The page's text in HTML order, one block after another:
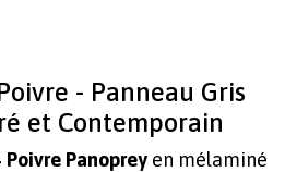
- Panneau Gris
et Contemporain
Poivre Panoprey en mélaminé